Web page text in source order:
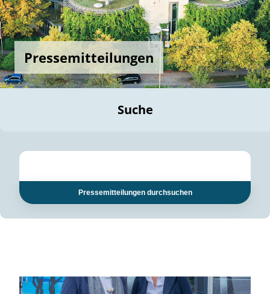
Pressemitteilungen
Suche
Pressemitteilungen durchsuchen